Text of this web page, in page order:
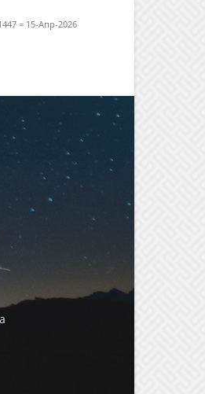
= 15-Апр-2026